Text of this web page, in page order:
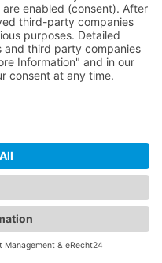
tecnici dettagliati su plugin,
secondi.